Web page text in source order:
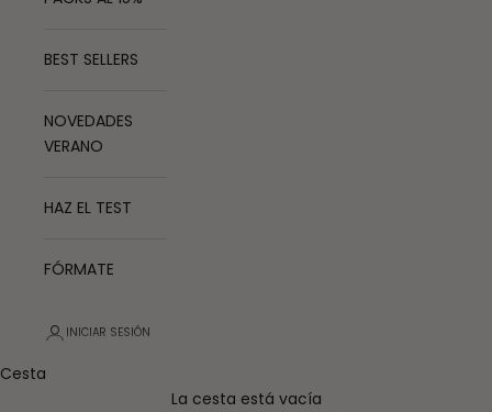
BEST SELLERS
NOVEDADES
VERANO
HAZ EL TEST
FÓRMATE
INICIAR SESIÓN
Cesta
La cesta está vacía